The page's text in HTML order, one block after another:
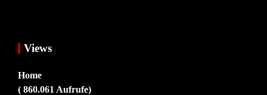
Views
Home
( 860.061 Aufrufe)